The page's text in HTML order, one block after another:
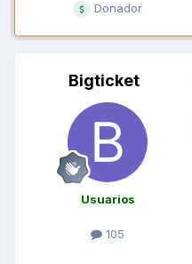
Donador
Bigticket
Usuarios
105